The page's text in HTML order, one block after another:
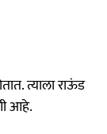
त्याला राऊंड
आहे.